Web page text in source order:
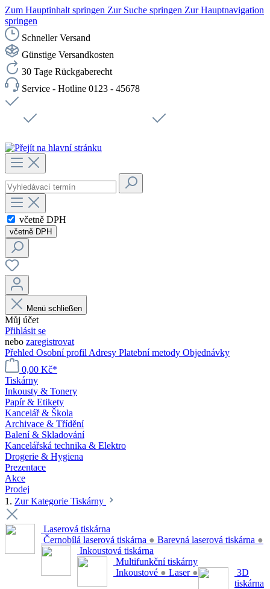
Zum Hauptinhalt springen Zur Suche springen Zur Hauptnavigation
springen
Schneller Versand
Günstige Versandkosten
30 Tage Rückgaberecht
Service - Hotline 0123 - 45678
včetně DPH
včetně DPH
Menü schließen
Můj účet
Přihlásit se
nebo zaregistrovat
Přehled Osobní profil Adresy Platební metody Objednávky
0,00 Kč*
Tiskárny
Inkousty & Tonery
Papír & Etikety
Kancelář & Škola
Archivace & Třídění
Balení & Skladování
Kancelářská technika & Elektro
Drogerie & Hygiena
Prezentace
Akce
Prodej
1. Zur Kategorie Tiskárny
Laserová tiskárna
Černobílá laserová tiskárna ● Barevná laserová tiskárna ●
Inkoustová tiskárna
Multifunkční tiskárny
Inkoustové ● Laser ●
3D
tiskárna